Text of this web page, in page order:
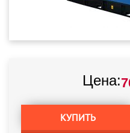
Цена:
КУПИТЬ